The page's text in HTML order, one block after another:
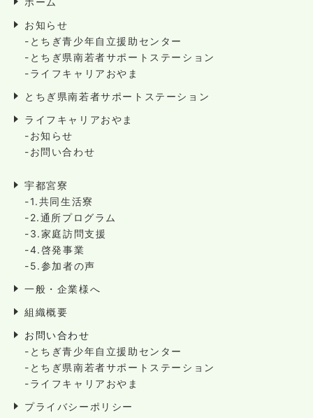
お知らせ
-とちぎ青少年自立援助センター
-とちぎ県南若者サポートステーション
-ライフキャリアおやま
とちぎ県南若者サポートステーション
ライフキャリアおやま
-お知らせ
-お問い合わせ
宇都宮寮
-1.共同生活寮
-2.通所プログラム
-3.家庭訪問支援
-4.啓発事業
-5.参加者の声
一般・企業様へ
組織概要
お問い合わせ
-とちぎ青少年自立援助センター
-とちぎ県南若者サポートステーション
-ライフキャリアおやま
プライバシーポリシー